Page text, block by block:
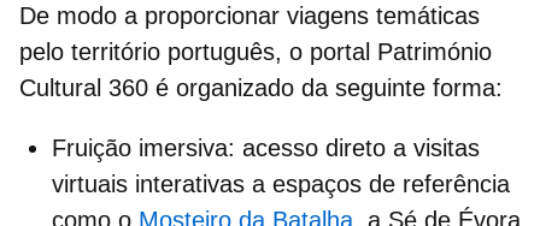
De modo a proporcionar viagens temáticas
pelo território português, o portal Património
Cultural 360 é organizado da seguinte forma:
Fruição imersiva: acesso direto a visitas
virtuais interativas a espaços de referência
como o Mosteiro da Batalha, a Sé de Évora